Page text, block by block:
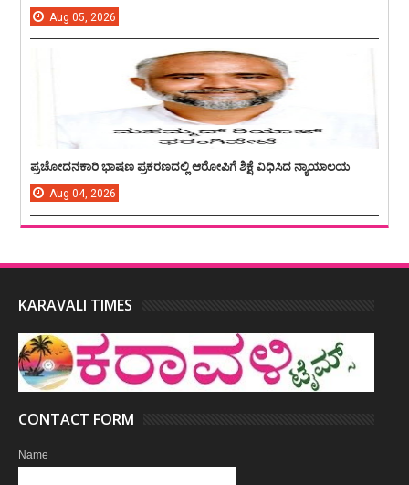
Aug 05, 2026
ಪ್ರಚೋದನಕಾರಿ ಭಾಷಣ ಪ್ರಕರಣದಲ್ಲಿ ಆರೋಪಿಗೆ ಶಿಕ್ಷೆ ವಿಧಿಸಿದ ನ್ಯಾಯಾಲಯ
Aug 04, 2026
KARAVALI TIMES
CONTACT FORM
Name